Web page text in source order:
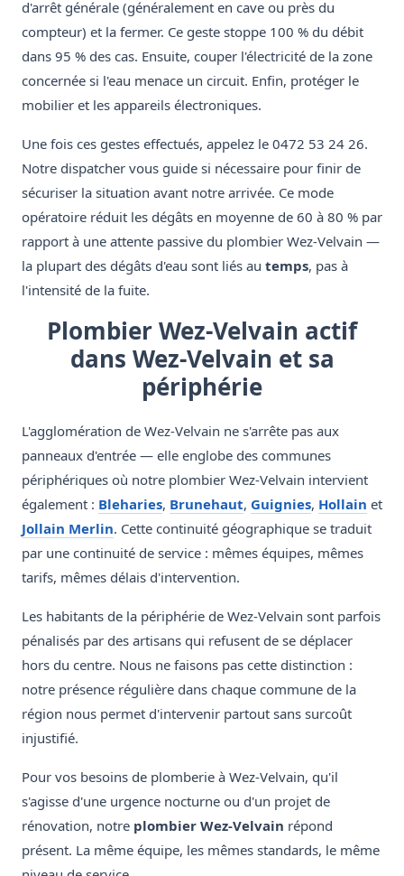
d'arrêt générale (généralement en cave ou près du
compteur) et la fermer. Ce geste stoppe 100 % du débit
dans 95 % des cas. Ensuite, couper l'électricité de la zone
concernée si l'eau menace un circuit. Enfin, protéger le
mobilier et les appareils électroniques.
Une fois ces gestes effectués, appelez le 0472 53 24 26.
Notre dispatcher vous guide si nécessaire pour finir de
sécuriser la situation avant notre arrivée. Ce mode
opératoire réduit les dégâts en moyenne de 60 à 80 % par
rapport à une attente passive du plombier Wez-Velvain —
la plupart des dégâts d'eau sont liés au temps, pas à
l'intensité de la fuite.
Plombier Wez-Velvain actif
dans Wez-Velvain et sa
périphérie
L'agglomération de Wez-Velvain ne s'arrête pas aux
panneaux d'entrée — elle englobe des communes
périphériques où notre plombier Wez-Velvain intervient
également : Bleharies, Brunehaut, Guignies, Hollain et
Jollain Merlin. Cette continuité géographique se traduit
par une continuité de service : mêmes équipes, mêmes
tarifs, mêmes délais d'intervention.
Les habitants de la périphérie de Wez-Velvain sont parfois
pénalisés par des artisans qui refusent de se déplacer
hors du centre. Nous ne faisons pas cette distinction :
notre présence régulière dans chaque commune de la
région nous permet d'intervenir partout sans surcoût
injustifié.
Pour vos besoins de plomberie à Wez-Velvain, qu'il
s'agisse d'une urgence nocturne ou d'un projet de
rénovation, notre plombier Wez-Velvain répond
présent. La même équipe, les mêmes standards, le même